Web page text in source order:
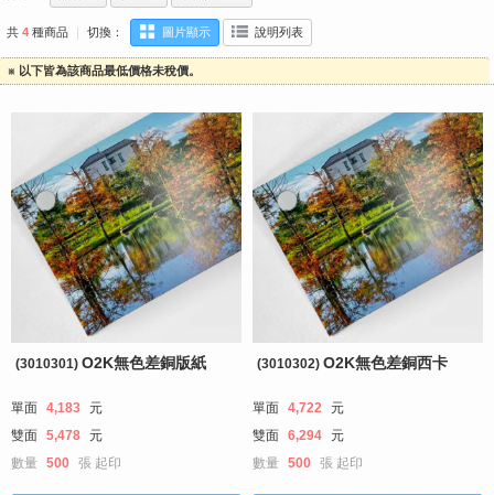
共 4 種商品 ｜ 切換： 圖片顯示 說明列表
※ 以下皆為該商品最低價格未稅價。
(3010301)O2K無色差銅版紙
單面 4,183 元
雙面 5,478 元
數量 500 張 起印
(3010302)O2K無色差銅西卡
單面 4,722
元
雙面 6,294 元
數量 500 張 起印